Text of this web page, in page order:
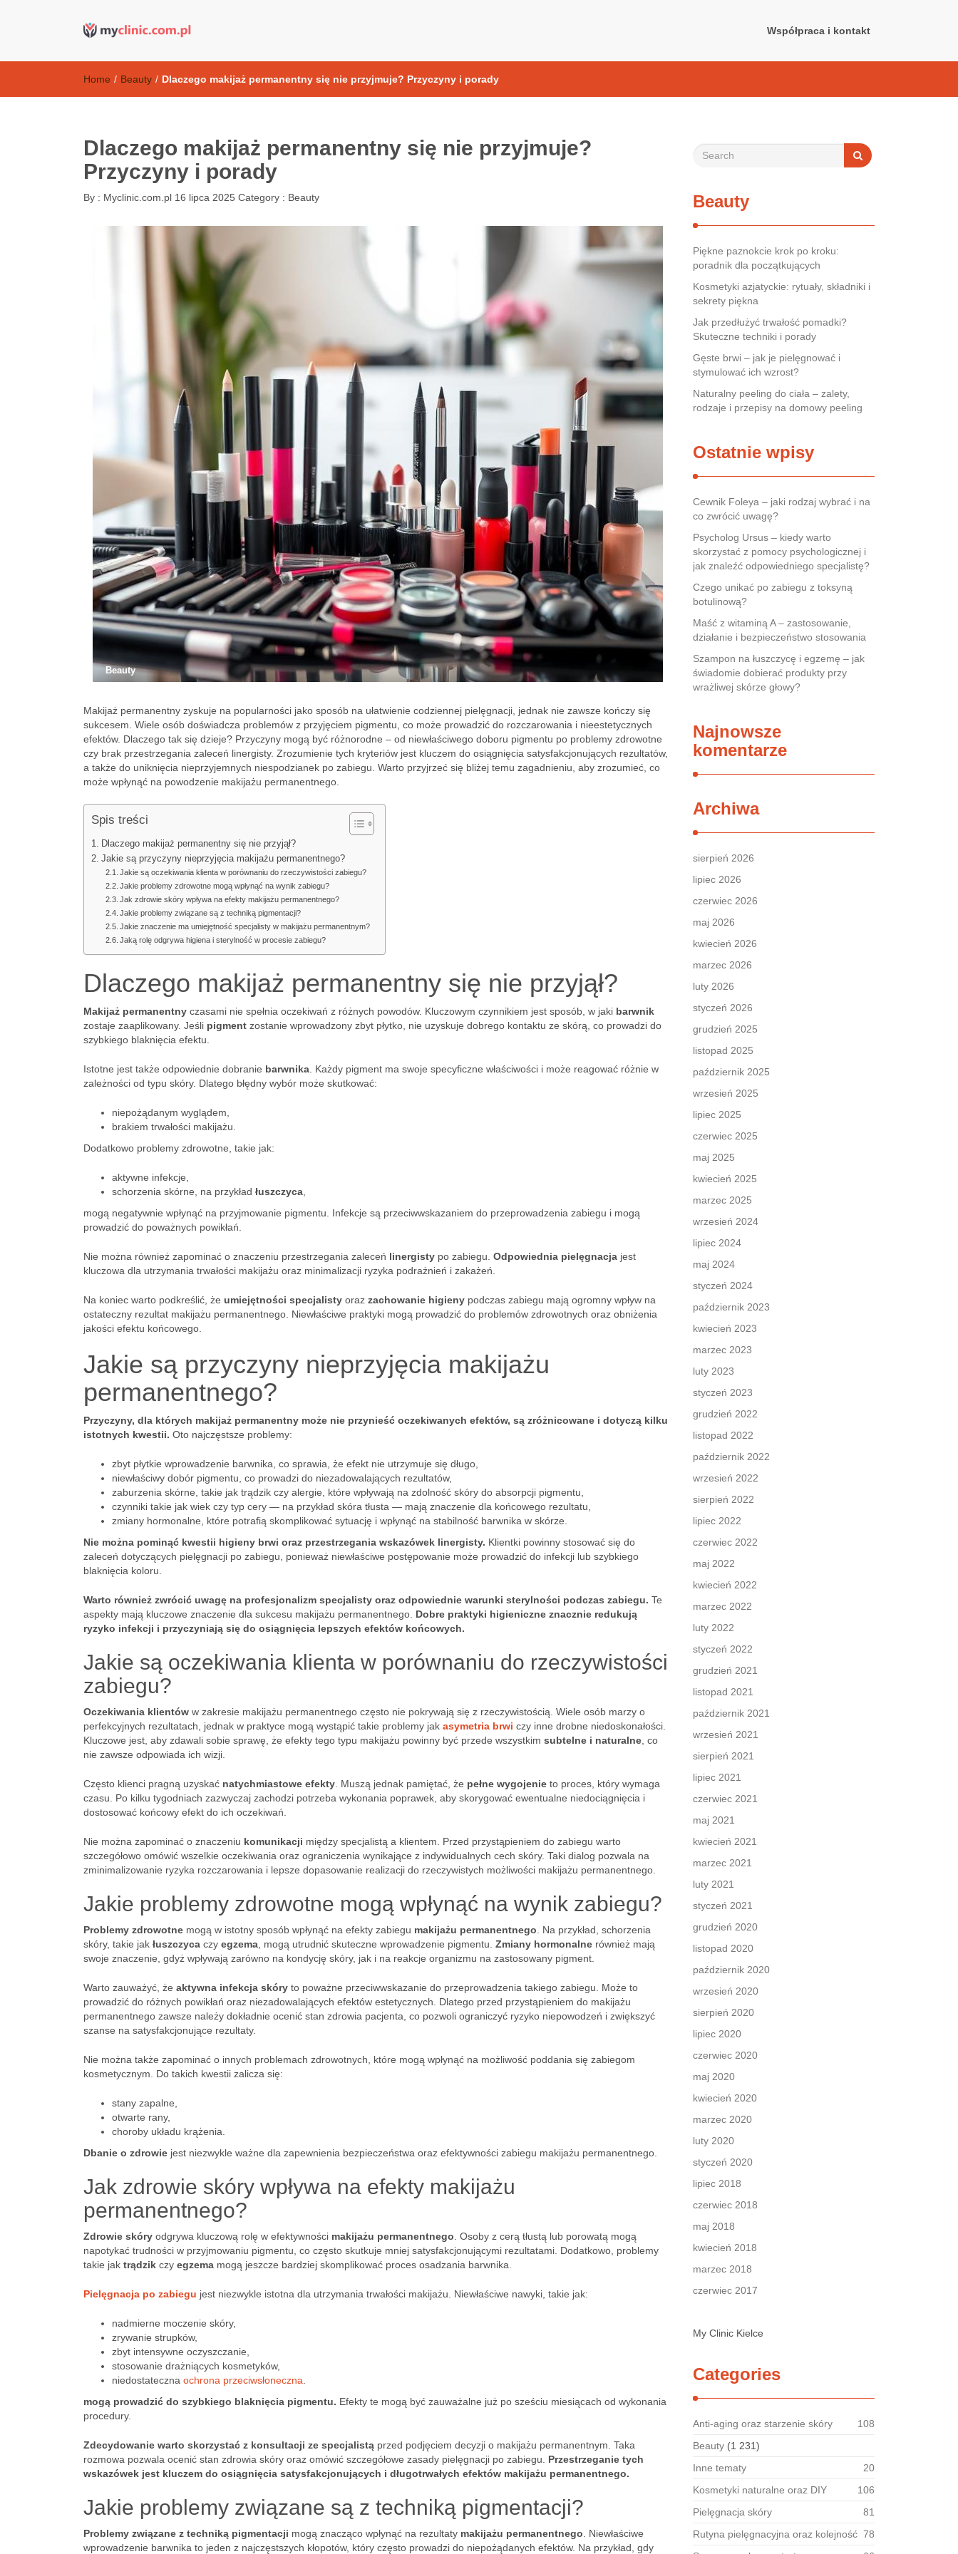
Współpraca i kontakt
Home / Beauty / Dlaczego makijaż permanentny się nie przyjmuje? Przyczyny i porady
Dlaczego makijaż permanentny się nie przyjmuje?
Przyczyny i porady
By : Myclinic.com.pl 16 lipca 2025 Category : Beauty
Beauty
Makijaż permanentny zyskuje na popularności jako sposób na ułatwienie codziennej pielęgnacji, jednak nie zawsze kończy się
sukcesem. Wiele osób doświadcza problemów z przyjęciem pigmentu, co może prowadzić do rozczarowania i nieestetycznych
efektów. Dlaczego tak się dzieje? Przyczyny mogą być różnorodne – od niewłaściwego doboru pigmentu po problemy zdrowotne
czy brak przestrzegania zaleceń linergisty. Zrozumienie tych kryteriów jest kluczem do osiągnięcia satysfakcjonujących rezultatów,
a także do uniknięcia nieprzyjemnych niespodzianek po zabiegu. Warto przyjrzeć się bliżej temu zagadnieniu, aby zrozumieć, co
może wpłynąć na powodzenie makijażu permanentnego.
Spis treści
Dlaczego makijaż permanentny się nie przyjął?
Jakie są przyczyny nieprzyjęcia makijażu permanentnego?
Jakie są oczekiwania klienta w porównaniu do rzeczywistości zabiegu?
Jakie problemy zdrowotne mogą wpłynąć na wynik zabiegu?
Jak zdrowie skóry wpływa na efekty makijażu permanentnego?
Jakie problemy związane są z techniką pigmentacji?
Jakie znaczenie ma umiejętność specjalisty w makijażu permanentnym?
Jaką rolę odgrywa higiena i sterylność w procesie zabiegu?
Dlaczego makijaż permanentny się nie przyjął?
Makijaż permanentny czasami nie spełnia oczekiwań z różnych powodów. Kluczowym czynnikiem jest sposób, w jaki barwnik
zostaje zaaplikowany. Jeśli pigment zostanie wprowadzony zbyt płytko, nie uzyskuje dobrego kontaktu ze skórą, co prowadzi do
szybkiego blaknięcia efektu.
Istotne jest także odpowiednie dobranie barwnika . Każdy pigment ma swoje specyficzne właściwości i może reagować różnie w
zależności od typu skóry. Dlatego błędny wybór może skutkować:
niepożądanym wyglądem,
brakiem trwałości makijażu.
Dodatkowo problemy zdrowotne, takie jak:
aktywne infekcje,
schorzenia skórne, na przykład łuszczyca
mogą negatywnie wpłynąć na przyjmowanie pigmentu. Infekcje są przeciwwskazaniem do przeprowadzenia zabiegu i mogą
prowadzić do poważnych powikłań.
Nie można również zapominać o znaczeniu przestrzegania zaleceń linergisty po zabiegu. Odpowiednia pielęgnacja jest
kluczowa dla utrzymania trwałości makijażu oraz minimalizacji ryzyka podrażnień i zakażeń.
Na koniec warto podkreślić, że umiejętności specjalisty oraz zachowanie higieny podczas zabiegu mają ogromny wpływ na
ostateczny rezultat makijażu permanentnego. Niewłaściwe praktyki mogą prowadzić do problemów zdrowotnych oraz obniżenia
jakości efektu końcowego.
Jakie są przyczyny nieprzyjęcia makijażu
permanentnego?
Przyczyny, dla których makijaż permanentny może nie przynieść oczekiwanych efektów, są zróżnicowane i dotyczą kilku
istotnych kwestii. Oto najczęstsze problemy:
zbyt płytkie wprowadzenie barwnika, co sprawia, że efekt nie utrzymuje się długo,
niewłaściwy dobór pigmentu, co prowadzi do niezadowalających rezultatów,
zaburzenia skórne, takie jak trądzik czy alergie, które wpływają na zdolność skóry do absorpcji pigmentu,
czynniki takie jak wiek czy typ cery — na przykład skóra tłusta — mają znaczenie dla końcowego rezultatu,
zmiany hormonalne, które potrafią skomplikować sytuację i wpłynąć na stabilność barwnika w skórze.
Nie można pominąć kwestii higieny brwi oraz przestrzegania wskazówek linergisty. Klientki powinny stosować się do
zaleceń dotyczących pielęgnacji po zabiegu, ponieważ niewłaściwe postępowanie może prowadzić do infekcji lub szybkiego
blaknięcia koloru.
Warto również zwrócić uwagę na profesjonalizm specjalisty oraz odpowiednie warunki sterylności podczas zabiegu. Te
aspekty mają kluczowe znaczenie dla sukcesu makijażu permanentnego. Dobre praktyki higieniczne znacznie redukują
ryzyko infekcji i przyczyniają się do osiągnięcia lepszych efektów końcowych.
Jakie są oczekiwania klienta w porównaniu do rzeczywistości
zabiegu?
Oczekiwania klientów w zakresie makijażu permanentnego często nie pokrywają się z rzeczywistością. Wiele osób marzy o
perfekcyjnych rezultatach, jednak w praktyce mogą wystąpić takie problemy jak asymetria brwi czy inne drobne niedoskonałości.
Kluczowe jest, aby zdawali sobie sprawę, że efekty tego typu makijażu powinny być przede wszystkim subtelne i naturalne , co
nie zawsze odpowiada ich wizji.
Często klienci pragną uzyskać natychmiastowe efekty . Muszą jednak pamiętać, że pełne wygojenie to proces, który wymaga
czasu. Po kilku tygodniach zazwyczaj zachodzi potrzeba wykonania poprawek, aby skorygować ewentualne niedociągnięcia i
dostosować końcowy efekt do ich oczekiwań.
Nie można zapominać o znaczeniu komunikacji między specjalistą a klientem. Przed przystąpieniem do zabiegu warto
szczegółowo omówić wszelkie oczekiwania oraz ograniczenia wynikające z indywidualnych cech skóry. Taki dialog pozwala na
zminimalizowanie ryzyka rozczarowania i lepsze dopasowanie realizacji do rzeczywistych możliwości makijażu permanentnego.
Jakie problemy zdrowotne mogą wpłynąć na wynik zabiegu?
Problemy zdrowotne mogą w istotny sposób wpłynąć na efekty zabiegu makijażu permanentnego . Na przykład, schorzenia
skóry, takie jak łuszczyca czy egzema , mogą utrudnić skuteczne wprowadzenie pigmentu. Zmiany hormonalne również mają
swoje znaczenie, gdyż wpływają zarówno na kondycję skóry, jak i na reakcje organizmu na zastosowany pigment.
Warto zauważyć, że aktywna infekcja skóry to poważne przeciwwskazanie do przeprowadzenia takiego zabiegu. Może to
prowadzić do różnych powikłań oraz niezadowalających efektów estetycznych. Dlatego przed przystąpieniem do makijażu
permanentnego zawsze należy dokładnie ocenić stan zdrowia pacjenta, co pozwoli ograniczyć ryzyko niepowodzeń i zwiększyć
szanse na satysfakcjonujące rezultaty.
Nie można także zapominać o innych problemach zdrowotnych, które mogą wpłynąć na możliwość poddania się zabiegom
kosmetycznym. Do takich kwestii zalicza się:
stany zapalne,
otwarte rany,
choroby układu krążenia.
Dbanie o zdrowie jest niezwykle ważne dla zapewnienia bezpieczeństwa oraz efektywności zabiegu makijażu permanentnego.
Jak zdrowie skóry wpływa na efekty makijażu
permanentnego?
Zdrowie skóry odgrywa kluczową rolę w efektywności makijażu permanentnego . Osoby z cerą tłustą lub porowatą mogą
napotykać trudności w przyjmowaniu pigmentu, co często skutkuje mniej satysfakcjonującymi rezultatami. Dodatkowo, problemy
takie jak trądzik czy egzema mogą jeszcze bardziej skomplikować proces osadzania barwnika.
Pielęgnacja po zabiegu jest niezwykle istotna dla utrzymania trwałości makijażu. Niewłaściwe nawyki, takie jak:
nadmierne moczenie skóry,
zrywanie strupków,
zbyt intensywne oczyszczanie,
stosowanie drażniących kosmetyków,
niedostateczna ochrona przeciwsłoneczna
mogą prowadzić do szybkiego blaknięcia pigmentu. Efekty te mogą być zauważalne już po sześciu miesiącach od wykonania
procedury.
Zdecydowanie warto skorzystać z konsultacji ze specjalistą przed podjęciem decyzji o makijażu permanentnym. Taka
rozmowa pozwala ocenić stan zdrowia skóry oraz omówić szczegółowe zasady pielęgnacji po zabiegu. Przestrzeganie tych
wskazówek jest kluczem do osiągnięcia satysfakcjonujących i długotrwałych efektów makijażu permanentnego.
Jakie problemy związane są z techniką pigmentacji?
Problemy związane z techniką pigmentacji mogą znacząco wpłynąć na rezultaty makijażu permanentnego . Niewłaściwe
wprowadzenie barwnika to jeden z najczęstszych kłopotów, który często prowadzi do niepożądanych efektów. Na przykład, gdy
Beauty
Piękne paznokcie krok po kroku:
poradnik dla początkujących
Kosmetyki azjatyckie: rytuały, składniki i
sekrety piękna
Jak przedłużyć trwałość pomadki?
Skuteczne techniki i porady
Gęste brwi – jak je pielęgnować i
stymulować ich wzrost?
Naturalny peeling do ciała – zalety,
rodzaje i przepisy na domowy peeling
Ostatnie wpisy
Cewnik Foleya – jaki rodzaj wybrać i na
co zwrócić uwagę?
Psycholog Ursus – kiedy warto
skorzystać z pomocy psychologicznej i
jak znaleźć odpowiedniego specjalistę?
Czego unikać po zabiegu z toksyną
botulinową?
Maść z witaminą A – zastosowanie,
działanie i bezpieczeństwo stosowania
Szampon na łuszczycę i egzemę – jak
świadomie dobierać produkty przy
wrażliwej skórze głowy?
Najnowsze
komentarze
Archiwa
sierpień 2026
lipiec 2026
czerwiec 2026
maj 2026
kwiecień 2026
marzec 2026
luty 2026
styczeń 2026
grudzień 2025
listopad 2025
październik 2025
wrzesień 2025
lipiec 2025
czerwiec 2025
maj 2025
kwiecień 2025
marzec 2025
wrzesień 2024
lipiec 2024
maj 2024
styczeń 2024
październik 2023
kwiecień 2023
marzec 2023
luty 2023
styczeń 2023
grudzień 2022
listopad 2022
październik 2022
wrzesień 2022
sierpień 2022
lipiec 2022
czerwiec 2022
maj 2022
kwiecień 2022
marzec 2022
luty 2022
styczeń 2022
grudzień 2021
listopad 2021
październik 2021
wrzesień 2021
sierpień 2021
lipiec 2021
czerwiec 2021
maj 2021
kwiecień 2021
marzec 2021
luty 2021
styczeń 2021
grudzień 2020
listopad 2020
październik 2020
wrzesień 2020
sierpień 2020
lipiec 2020
czerwiec 2020
maj 2020
kwiecień 2020
marzec 2020
luty 2020
styczeń 2020
lipiec 2018
czerwiec 2018
maj 2018
kwiecień 2018
marzec 2018
czerwiec 2017
My Clinic Kielce
Categories
Anti-aging oraz starzenie skóry
108
Beauty (1 231)
Inne tematy
20
Kosmetyki naturalne oraz DIY
106
Pielęgnacja skóry
81
Rutyna pielęgnacyjna oraz kolejność 78